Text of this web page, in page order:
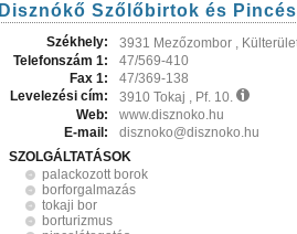
Disznókő Szőlőbirtok és
Székhely:
3931 Mezőzombor ,
Telefonszám 1:
47/569-410
Fax 1:
47/369-138
Levelezési cím:
3910 Tokaj , Pf. 10.
Web:
www.disznoko.hu
E-mail:
disznoko@disznoko.hu
SZOLGÁLTATÁSOK
palackozott borok
borforgalmazás
tokaji bor
borturizmus